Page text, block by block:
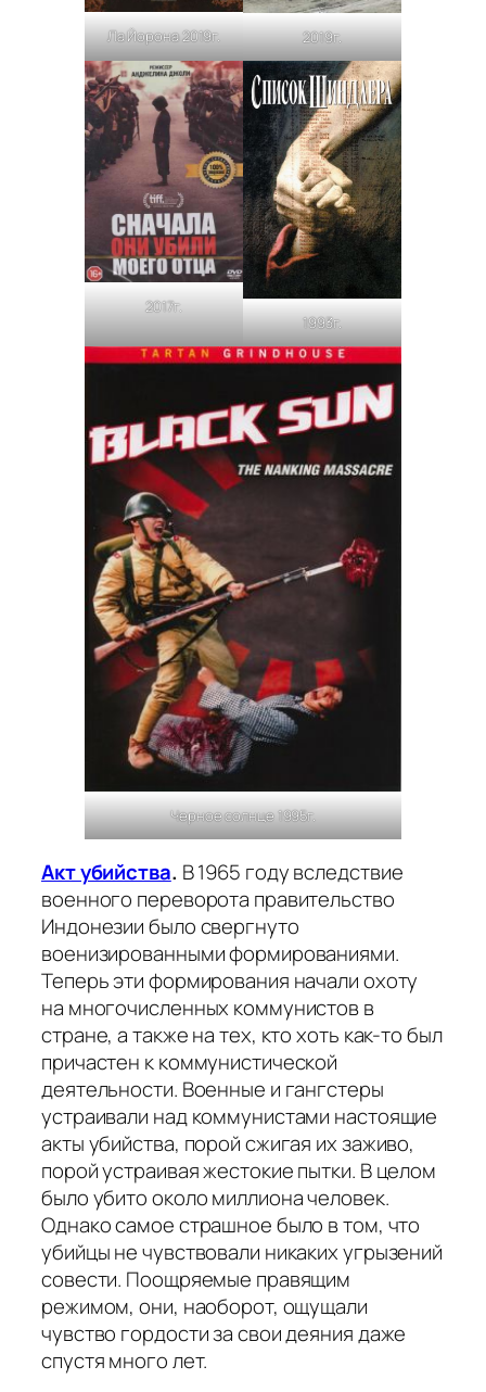
Ла Йорона 2019г. 2019г.
2017г.
1993г.
Черное солнце 1995г.
Акт убийства. В 1965 году вследствие
военного переворота правительство
Индонезии было свергнуто
военизированными формированиями.
Теперь эти формирования начали охоту
на многочисленных коммунистов в
стране, а также на тех, кто хоть как-то был
причастен к коммунистической
деятельности. Военные и гангстеры
устраивали над коммунистами настоящие
акты убийства, порой сжигая их заживо,
порой устраивая жестокие пытки. В целом
было убито около миллиона человек.
Однако самое страшное было в том, что
убийцы не чувствовали никаких угрызений
совести. Поощряемые правящим
режимом, они, наоборот, ощущали
чувство гордости за свои деяния даже
спустя много лет.